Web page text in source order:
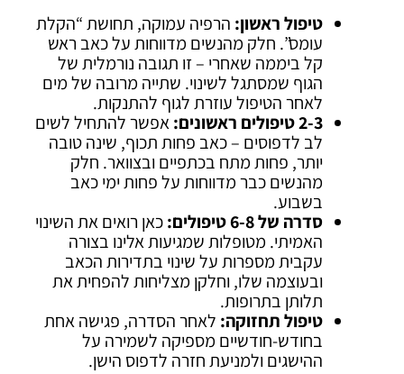
טיפול ראשון: הרפיה עמוקה, תחושת “הקלת
עומס”. חלק מהנשים מדווחות על כאב ראש
קל ביממה שאחרי – זו תגובה נורמלית של
הגוף שמסתגל לשינוי. שתייה מרובה של מים
לאחר הטיפול עוזרת לגוף להתנקות.
2-3 טיפולים ראשונים:
אפשר להתחיל לשים
לב לדפוסים – כאב פחות תכוף, שינה טובה
יותר, פחות מתח בכתפיים ובצוואר. חלק
מהנשים כבר מדווחות על פחות ימי כאב
בשבוע.
סדרה של 6-8 טיפולים:
כאן רואים את השינוי
האמיתי. מטופלות שמגיעות אלינו בצורה
עקבית מספרות על שינוי בתדירות הכאב
ובעוצמה שלו, וחלקן מצליחות להפחית את
תלותן בתרופות.
טיפול תחזוקה: לאחר הסדרה, פגישה אחת
בחודש-חודשיים מספיקה לשמירה על
ההישגים ולמניעת חזרה לדפוס הישן.